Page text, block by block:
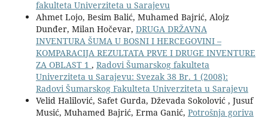
fakulteta Univerziteta u Sarajevu
Ahmet Lojo, Besim Balić, Muhamed Bajrić, Alojz
Dunđer, Milan Hočevar, DRUGA DRŽAVNA
INVENTURA ŠUMA U BOSNI I HERCEGOVINI –
KOMPARACIJA REZULTATA PRVE I DRUGE INVENTURE
ZA OBLAST 1 , Radovi Šumarskog fakulteta
Univerziteta u Sarajevu: Svezak 38 Br. 1 (2008):
Radovi Šumarskog Fakulteta Univerziteta u Sarajevu
Velid Halilović, Safet Gurda, Dževada Sokolović , Jusuf
Musić, Muhamed Bajrić, Erma Ganić, Potrošnja goriva